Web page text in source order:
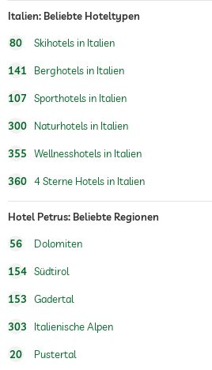
Fitnesskurse
Reiten
Italien: Beliebte Hoteltypen
80 Skihotels in Italien
141 Berghotels in Italien
107 Sporthotels in Italien
300 Naturhotels in Italien
355 Wellnesshotels in Italien
360 4 Sterne Hotels in Italien
Hotel Petrus: Beliebte Regionen
56 Dolomiten
154 Südtirol
153 Gadertal
303 Italienische Alpen
20 Pustertal